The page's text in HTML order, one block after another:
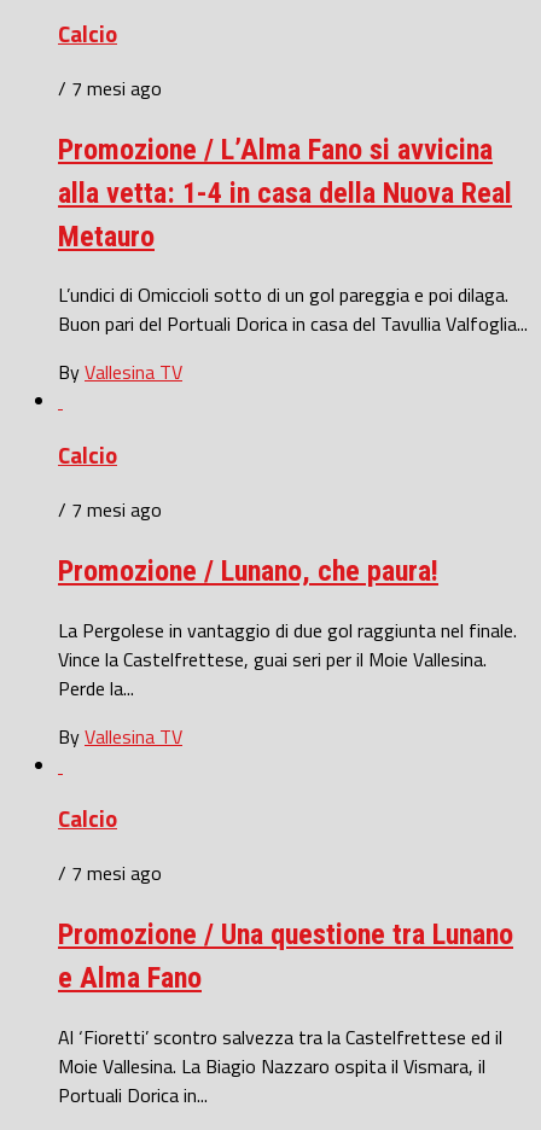
Calcio
/ 7 mesi ago
Promozione / L’Alma Fano si avvicina
alla vetta: 1-4 in casa della Nuova Real
Metauro
L’undici di Omiccioli sotto di un gol pareggia e poi dilaga.
Buon pari del Portuali Dorica in casa del Tavullia Valfoglia...
ByVallesina TV
Calcio
/ 7 mesi ago
Promozione / Lunano, che paura!
La Pergolese in vantaggio di due gol raggiunta nel finale.
Vince la Castelfrettese, guai seri per il Moie Vallesina.
Perde la...
ByVallesina TV
Calcio
/ 7 mesi ago
Promozione / Una questione tra Lunano
e Alma Fano
Al ‘Fioretti’ scontro salvezza tra la Castelfrettese ed il
Moie Vallesina. La Biagio Nazzaro ospita il Vismara, il
Portuali Dorica in...